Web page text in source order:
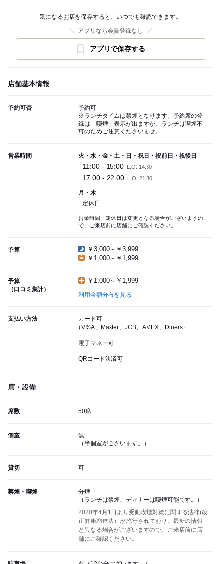
気になるお店を保存すると、いつでも確認できます。
アプリなら会員登録なし
アプリで保存する
店舗基本情報
予約可否
予約可
※ランチタイムは禁煙となります。予約席の登
録は「喫煙」表示が出ますが、ランチは喫煙不
可のためご注意くださいませ。
営業時間 火・水・金・土・日・祝日・祝前日・祝後日
11:00 - 15:00 L.O. 14:30
17:00 - 22:00 L.O. 21:30
月・木
定休日
営業時間・定休日は変更となる場合がございますの
で、ご来店前に店舗にご確認ください。
予算
￥3,000～￥3,999
￥1,000～￥1,999
予算
（口コミ集計）
￥1,000～￥1,999
利用金額分布を見る
支払い方法
カード可
（VISA、Master、JCB、AMEX、Diners）
電子マネー可
QRコード決済可
席・設備
席数 50席
個室
無
（半個室がございます。）
貸切 可
禁煙・喫煙
分煙
（ランチは禁煙、ディナーは喫煙可能です。）
2020年4月1日より受動喫煙対策に関する法律(改
正健康増進法）が施行されており、最新の情報
と異なる場合がございますので、ご来店前に店
舗にご確認ください。